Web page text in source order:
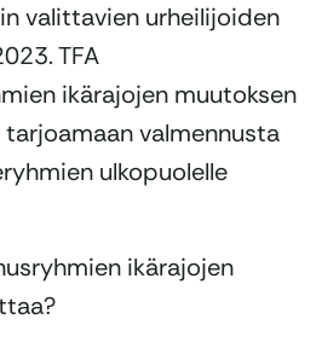
valittavien urheilijoiden
TFA
ikärajojen muutoksen
valmennusta
ulkopuolelle
ikärajojen